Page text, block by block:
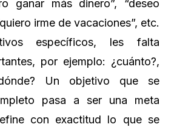
ganar más dinero”, “deseo
irme de vacaciones”, etc.
específicos, les falta
por ejemplo: ¿cuánto?,
Un objetivo que se
pasa a ser una meta
con exactitud lo que se